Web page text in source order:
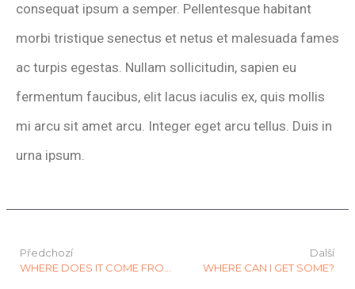
consequat ipsum a semper. Pellentesque habitant
morbi tristique senectus et netus et malesuada fames
ac turpis egestas. Nullam sollicitudin, sapien eu
fermentum faucibus, elit lacus iaculis ex, quis mollis
mi arcu sit amet arcu. Integer eget arcu tellus. Duis in
urna ipsum.
Předchozí
WHERE DOES IT COME FROM?
Další
WHERE CAN I GET SOME?